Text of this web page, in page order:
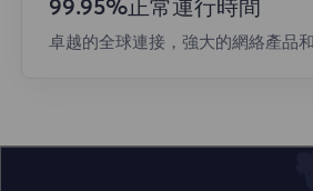
99.95%正常運行時間
卓越的全球連接，強大的網絡產品